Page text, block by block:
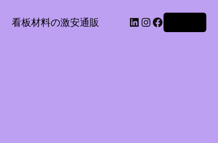
看板材料の激安通販 LinkedIn Instagram Facebook